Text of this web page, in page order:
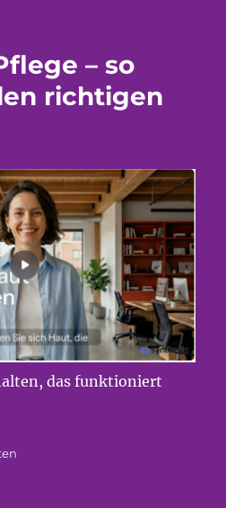
– so
richtigen
das funktioniert